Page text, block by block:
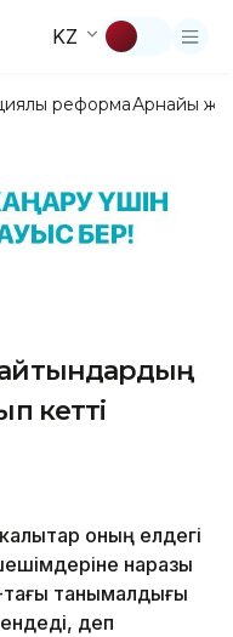
KZ
реформаАрнайы
кетті
оның елдегі
наразы
танымалдығы
деп